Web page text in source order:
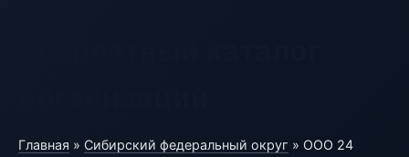
Главная » Сибирский федеральный округ » ООО 24